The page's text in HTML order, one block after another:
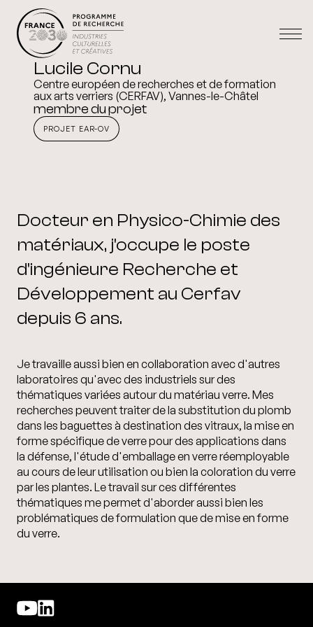
Lucile Cornu
Centre européen de recherches et de formation
aux arts verriers (CERFAV), Vannes-le-Châtel
membre du projet
PROJET EAR-OV
Docteur en Physico-Chimie des
matériaux, j'occupe le poste
d'ingénieure Recherche et
Développement au Cerfav
depuis 6 ans.
Je travaille aussi bien en collaboration avec d'autres
laboratoires qu'avec des industriels sur des
thématiques variées autour du matériau verre. Mes
recherches peuvent traiter de la substitution du plomb
dans les baguettes à destination des vitraux, la mise en
forme spécifique de verre pour des applications dans
la défense, l'étude d'emballage en verre réemployable
au cours de leur utilisation ou bien la coloration du verre
par les plantes. Le travail sur ces différentes
thématiques me permet d'aborder aussi bien les
problématiques de formulation que de mise en forme
du verre.